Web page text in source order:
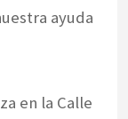
ayuda
en la Calle